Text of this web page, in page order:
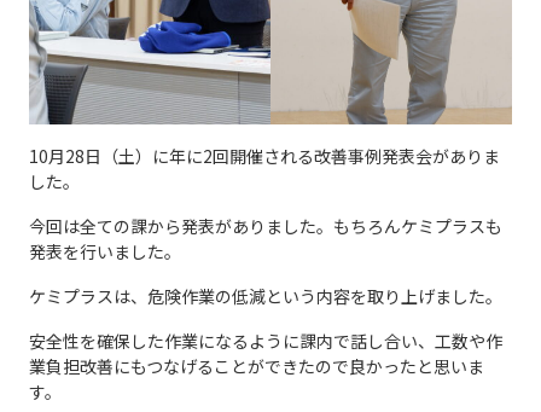
10月28日（土）に年に2回開催される改善事例発表会がありま
した。
今回は全ての課から発表がありました。もちろんケミプラスも
発表を行いました。
ケミプラスは、危険作業の低減という内容を取り上げました。
安全性を確保した作業になるように課内で話し合い、工数や作
業負担改善にもつなげることができたので良かったと思いま
す。